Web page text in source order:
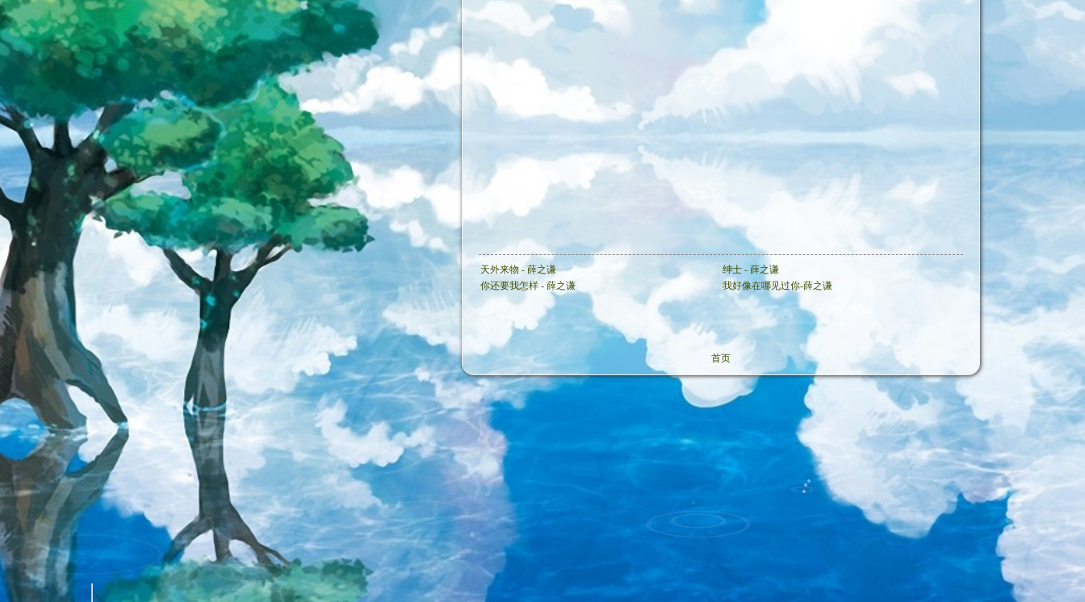
天外来物 - 薛之谦
绅士 - 薛之谦
你还要我怎样 - 薛之谦
我好像在哪见过你-薛之谦
首页